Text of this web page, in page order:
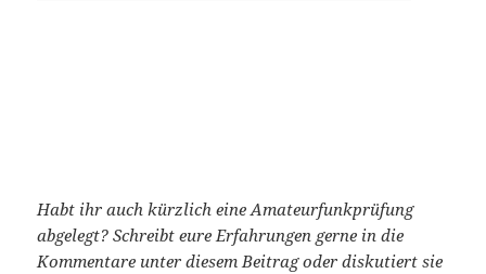
Habt ihr auch kürzlich eine Amateurfunkprüfung
abgelegt?Schreibt eure Erfahrungen gerne in die
Kommentare unter diesem Beitrag oder diskutiert sie